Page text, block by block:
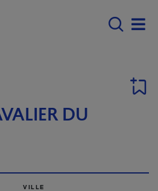
navigation -
DU
VILLE